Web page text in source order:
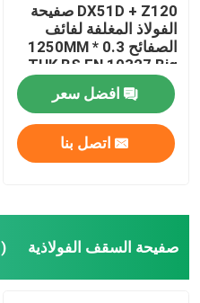
DX51D + Z120 صفيحة
الفولاذ المغلفة لفائف
الصفائح 0.3 * 1250MM
THK BS EN 10327 Big
Spangle
افضل سعر
اتصل بنا
صفيحة السقف الفولاذية (5)